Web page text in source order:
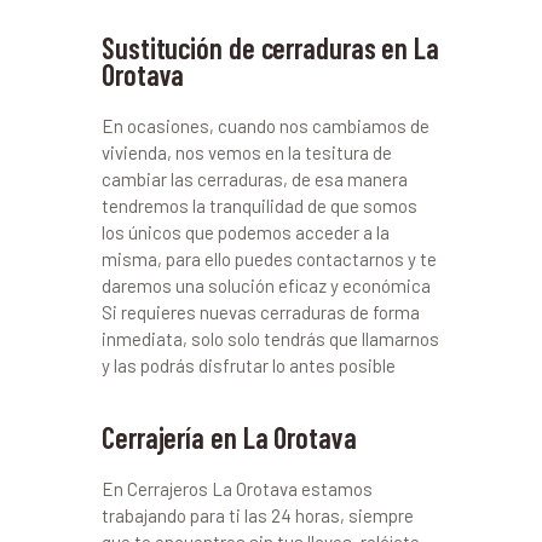
Sustitución de cerraduras en La
Orotava
En ocasiones, cuando nos cambiamos de
vivienda, nos vemos en la tesitura de
cambiar las cerraduras, de esa manera
tendremos la tranquilidad de que somos
los únicos que podemos acceder a la
misma, para ello puedes contactarnos y te
daremos una solución eficaz y económica
Si requieres nuevas cerraduras de forma
inmediata, solo solo tendrás que llamarnos
y las podrás disfrutar lo antes posible
Cerrajería en La Orotava
En Cerrajeros La Orotava estamos
trabajando para ti las 24 horas, siempre